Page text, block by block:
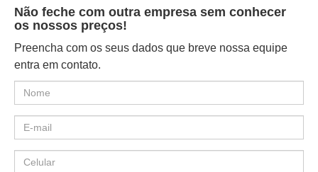
Não feche com outra empresa sem conhecer
os nossos preços!
Preencha com os seus dados que breve nossa equipe
entra em contato.